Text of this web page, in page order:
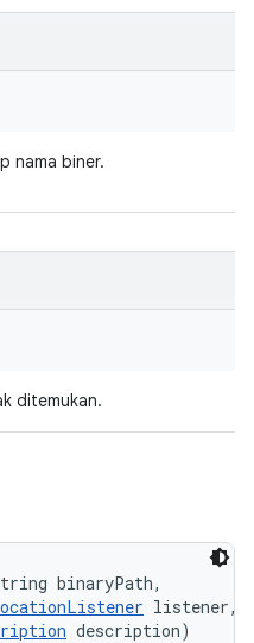
nama biner.
ditemukan.
binaryPath,
listener,
description)